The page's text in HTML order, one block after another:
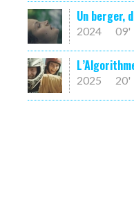
Un berger,
2024 09'
2025 20'